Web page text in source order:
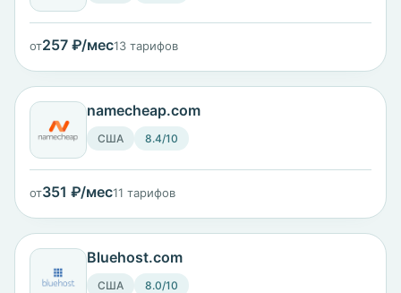
от257 ₽/мес13 тарифов
namecheap.com
США 8.4/10
от351 ₽/мес11 тарифов
Bluehost.com
США 8.0/10